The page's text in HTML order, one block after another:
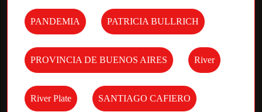
PANDEMIA PATRICIA BULLRICH
PROVINCIA DE BUENOS AIRES River
River Plate SANTIAGO CAFIERO